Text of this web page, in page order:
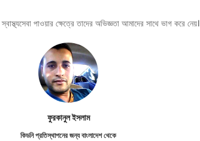
পাওয়ার ক্ষেত্রে তাদের অভিজ্ঞতা আমাদের সাথে ভাগ করে নেয়।
ফুরকানুল ইসলাম
কিডনি প্রতিস্থাপনের জন্য বাংলাদেশ থেকে